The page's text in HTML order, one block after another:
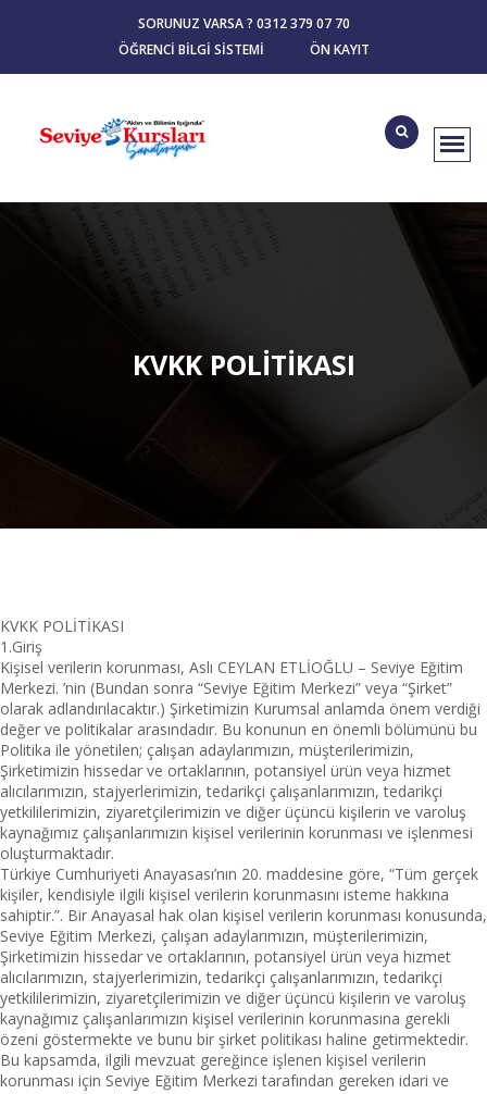
SORUNUZ VARSA ? 0312 379 07 70
ÖĞRENCI BILGI SISTEMI
ÖN KAYIT
KVKK POLITIKASI
KVKK POLİTİKASI
1.Giriş
Kişisel verilerin korunması, Aslı CEYLAN ETLİOĞLU – Seviye Eğitim
Merkezi. ’nin (Bundan sonra “Seviye Eğitim Merkezi” veya “Şirket”
olarak adlandırılacaktır.) Şirketimizin Kurumsal anlamda önem verdiği
değer ve politikalar arasındadır. Bu konunun en önemli bölümünü bu
Politika ile yönetilen; çalışan adaylarımızın, müşterilerimizin,
Şirketimizin hissedar ve ortaklarının, potansiyel ürün veya hizmet
alıcılarımızın, stajyerlerimizin, tedarikçi çalışanlarımızın, tedarikçi
yetkililerimizin, ziyaretçilerimizin ve diğer üçüncü kişilerin ve varoluş
kaynağımız çalışanlarımızın kişisel verilerinin korunması ve işlenmesi
oluşturmaktadır.
Türkiye Cumhuriyeti Anayasası’nın 20. maddesine göre, “Tüm gerçek
kişiler, kendisiyle ilgili kişisel verilerin korunmasını isteme hakkına
sahiptir.”. Bir Anayasal hak olan kişisel verilerin korunması konusunda,
Seviye Eğitim Merkezi, çalışan adaylarımızın, müşterilerimizin,
Şirketimizin hissedar ve ortaklarının, potansiyel ürün veya hizmet
alıcılarımızın, stajyerlerimizin, tedarikçi çalışanlarımızın, tedarikçi
yetkililerimizin, ziyaretçilerimizin ve diğer üçüncü kişilerin ve varoluş
kaynağımız çalışanlarımızın kişisel verilerinin korunmasına gerekli
özeni göstermekte ve bunu bir şirket politikası haline getirmektedir.
Bu kapsamda, ilgili mevzuat gereğince işlenen kişisel verilerin
korunması için Seviye Eğitim Merkezi tarafından gereken idari ve